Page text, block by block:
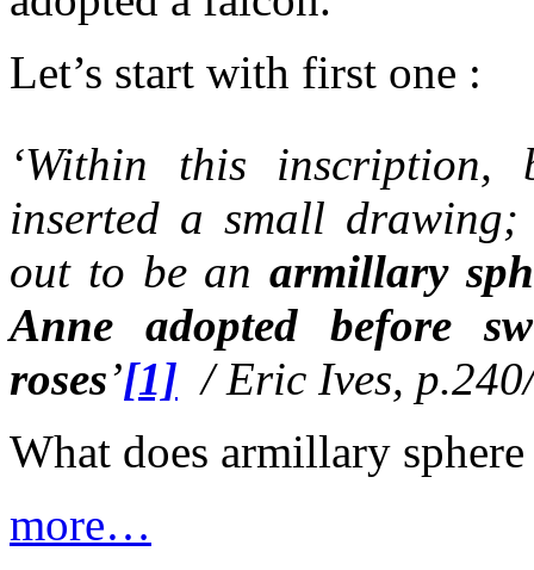
Let’s start with first one :
‘Within this inscription,
inserted a small
out to be anarmillary
Anne adopted before
roses’[1] / Eric Ives,
What does armillary
more…